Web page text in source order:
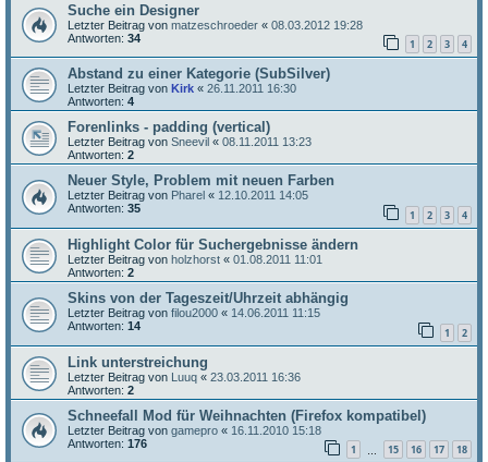
Suche ein Designer
Letzter Beitrag von matzeschroeder « 08.03.2012 19:28
Antworten: 34 1 2 3 4
Abstand zu einer Kategorie (SubSilver)
Letzter Beitrag von Kirk « 26.11.2011 16:30
Antworten: 4
Forenlinks - padding (vertical)
Letzter Beitrag von Sneevil « 08.11.2011 13:23
Antworten: 2
Neuer Style, Problem mit neuen Farben
Letzter Beitrag von Pharel « 12.10.2011 14:05
Antworten: 35 1 2 3 4
Highlight Color für Suchergebnisse ändern
Letzter Beitrag von holzhorst « 01.08.2011 11:01
Antworten: 2
Skins von der Tageszeit/Uhrzeit abhängig
Letzter Beitrag von filou2000 « 14.06.2011 11:15
Antworten: 14 1 2
Link unterstreichung
Letzter Beitrag von Luuq « 23.03.2011 16:36
Antworten: 2
Schneefall Mod für Weihnachten (Firefox kompatibel)
Letzter Beitrag von gamepro « 16.11.2010 15:18
Antworten: 176 1 15 16 17 18